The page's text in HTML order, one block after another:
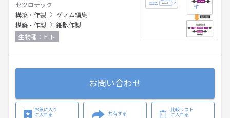
セツロテック
構築・作製
ゲノム編集
構築・作製
細胞作製
生物種：ヒト
お問い合わせ
お気に入り
に入れる
共有する
比較リスト
に入れる